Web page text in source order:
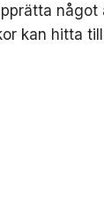
något
kan hitta